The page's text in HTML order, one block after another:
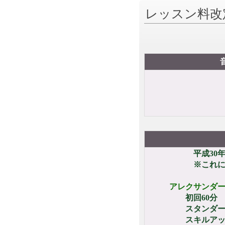
レッスン料
平成30年9月か
※これにともない
アレクサンダ
初回60分 1
スタンダード 30
スキルアップ